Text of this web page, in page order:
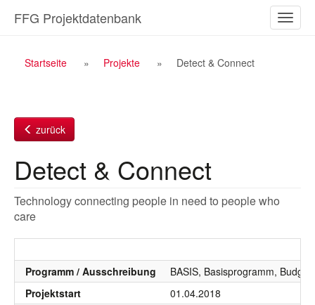
Inhalt
ein-/
FFG Projektdatenbank
Breadcrumb
Startseite Projekte Detect & Connect
zurück
Detect & Connect
Technology connecting people in need to people who
care
Programm / Ausschreibung
BASIS, Basisprogramm,
Projektstart
01.04.2018